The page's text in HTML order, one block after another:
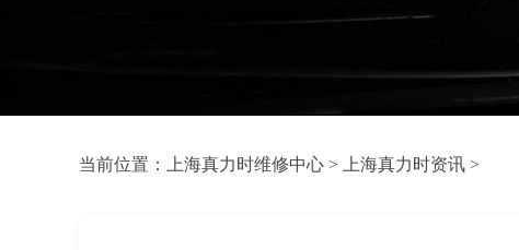
当前位置： 上海真力时维修中心 > 上海真力时资讯 >